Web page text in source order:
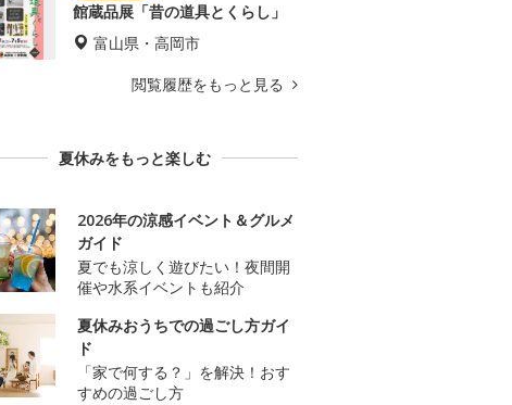
館蔵品展「昔の道具とくらし」
富山県・高岡市
閲覧履歴をもっと見る
夏休みをもっと楽しむ
2026年の涼感イベント＆グルメ
ガイド
夏でも涼しく遊びたい！夜間開
催や水系イベントも紹介
夏休みおうちでの過ごし方ガイ
ド
「家で何する？」を解決！おす
すめの過ごし方